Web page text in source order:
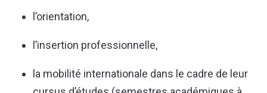
l’orientation,
l’insertion professionnelle,
la mobilité internationale dans le cadre de leur